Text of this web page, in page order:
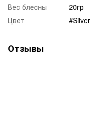
Вес блесны
20гр
Цвет
#Silver
Отзывы